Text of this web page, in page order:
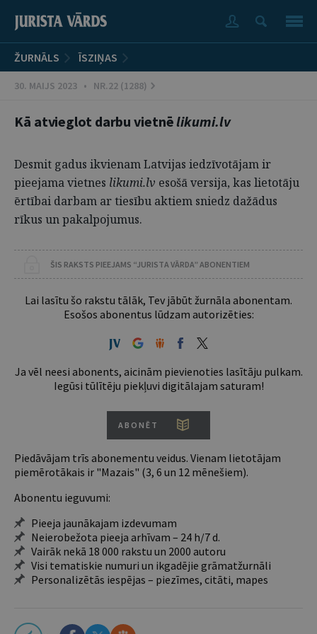
ŽURNĀLS ĪSZIŅAS
30. MAIJS 2023 • NR.22 (1288)
Kā atvieglot darbu vietnēlikumi.lv
Desmit gadus ikvienam Latvijas iedzīvotājam ir
pieejama vietnes likumi.lv esošā versija, kas lietotāju
ērtībai darbam ar tiesību aktiem sniedz dažādus
rīkus un pakalpojumus.
ŠIS RAKSTS PIEEJAMS “JURISTA VĀRDA” ABONENTIEM
Lai lasītu šo rakstu tālāk, Tev jābūt žurnāla abonentam.
Esošos abonentus lūdzam autorizēties:
Ja vēl neesi abonents, aicinām pievienoties lasītāju pulkam.
Iegūsi tūlītēju piekļuvi digitālajam saturam!
ABONĒT
Piedāvājam trīs abonementu veidus. Vienam lietotājam
piemērotākais ir "Mazais" (3, 6 un 12 mēnešiem).
Abonentu ieguvumi:
Pieeja jaunākajam izdevumam
Neierobežota pieeja arhīvam – 24 h/7 d.
Vairāk nekā 18 000 rakstu un 2000 autoru
Visi tematiskie numuri un ikgadējie grāmatžurnāli
Personalizētās iespējas – piezīmes, citāti, mapes